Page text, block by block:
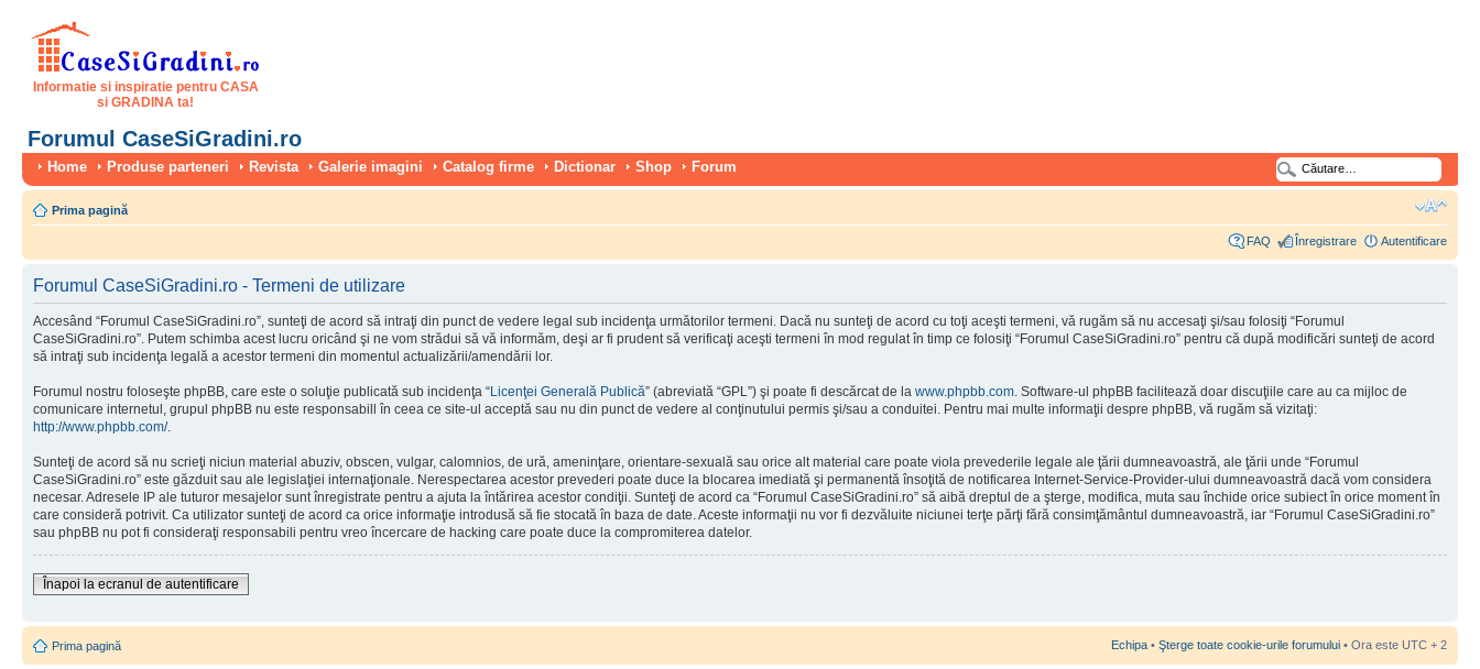
Informatie si inspiratie pentru CASA
si GRADINA ta!
Forumul CaseSiGradini.ro
Home Produse parteneri Revista Galerie imagini Catalog firme Dictionar Shop Forum
Prima pagină
FAQ Înregistrare Autentificare
Forumul CaseSiGradini.ro - Termeni de utilizare
Accesând “Forumul CaseSiGradini.ro”, sunteţi de acord să intraţi din punct de vedere legal sub incidenţa următorilor termeni. Dacă nu sunteţi de acord cu toţi aceşti termeni, vă rugăm să nu accesaţi şi/sau folosiţi “Forumul
CaseSiGradini.ro”. Putem schimba acest lucru oricând şi ne vom strădui să vă informăm, deşi ar fi prudent să verificaţi aceşti termeni în mod regulat în timp ce folosiţi “Forumul CaseSiGradini.ro” pentru că după modificări sunteţi de acord
să intraţi sub incidenţa legală a acestor termeni din momentul actualizării/amendării lor.
Forumul nostru foloseşte phpBB, care este o soluţie publicată sub incidenţa “Licenţei Generală Publică” (abreviată “GPL”) şi poate fi descărcat de la www.phpbb.com. Software-ul phpBB facilitează doar discuţiile care au ca mijloc de
comunicare internetul, grupul phpBB nu este responsabill în ceea ce site-ul acceptă sau nu din punct de vedere al conţinutului permis şi/sau a conduitei. Pentru mai multe informaţii despre phpBB, vă rugăm să vizitaţi:
http://www.phpbb.com/.
Sunteţi de acord să nu scrieţi niciun material abuziv, obscen, vulgar, calomnios, de ură, ameninţare, orientare-sexuală sau orice alt material care poate viola prevederile legale ale ţării dumneavoastră, ale ţării unde “Forumul
CaseSiGradini.ro” este găzduit sau ale legislaţiei internaţionale. Nerespectarea acestor prevederi poate duce la blocarea imediată şi permanentă însoţită de notificarea Internet-Service-Provider-ului dumneavoastră dacă vom considera
necesar. Adresele IP ale tuturor mesajelor sunt înregistrate pentru a ajuta la întărirea acestor condiţii. Sunteţi de acord ca “Forumul CaseSiGradini.ro” să aibă dreptul de a şterge, modifica, muta sau închide orice subiect în orice moment în
care consideră potrivit. Ca utilizator sunteţi de acord ca orice informaţie introdusă să fie stocată în baza de date. Aceste informaţii nu vor fi dezvăluite niciunei terţe părţi fără consimţământul dumneavoastră, iar “Forumul CaseSiGradini.ro”
sau phpBB nu pot fi consideraţi responsabili pentru vreo încercare de hacking care poate duce la compromiterea datelor.
Înapoi la ecranul de autentificare
Prima pagină Echipa • Şterge toate cookie-urile forumului • Ora este UTC + 2